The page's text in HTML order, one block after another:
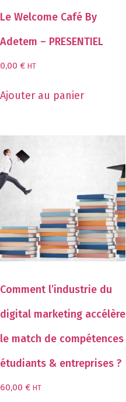
Le Welcome Café By
Adetem – PRESENTIEL
0,00 € HT
Ajouter au panier
Comment l’industrie du
digital marketing accélère
le match de compétences
étudiants & entreprises ?
60,00 € HT